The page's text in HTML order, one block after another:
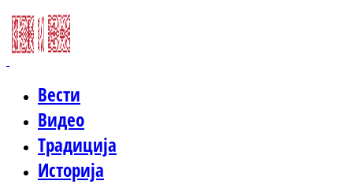
Вести
Видео
Традиција
Историја